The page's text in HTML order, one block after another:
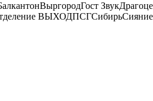
ВыргородГост Звук
ВЫХОДПСГСибирьСияние